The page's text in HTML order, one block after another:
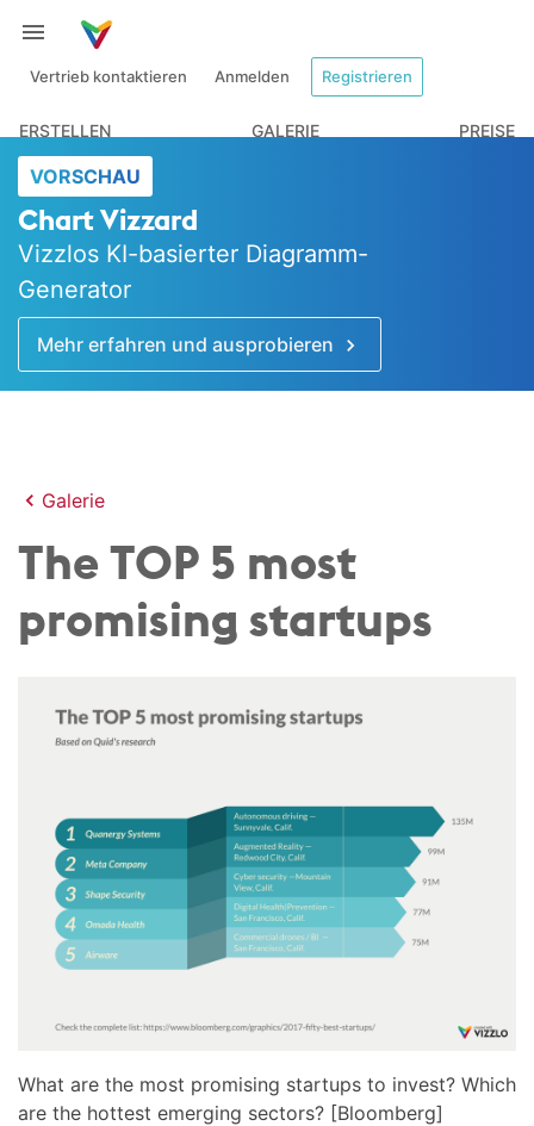
Vertrieb kontaktieren Anmelden Registrieren
ERSTELLEN GALERIE PREISE
VORSCHAU
Chart Vizzard
Vizzlos KI-basierter Diagramm-
Generator
Mehr erfahren und ausprobieren
Galerie
The TOP 5 most
promising startups
What are the most promising startups to invest? Which
are the hottest emerging sectors? [Bloomberg]